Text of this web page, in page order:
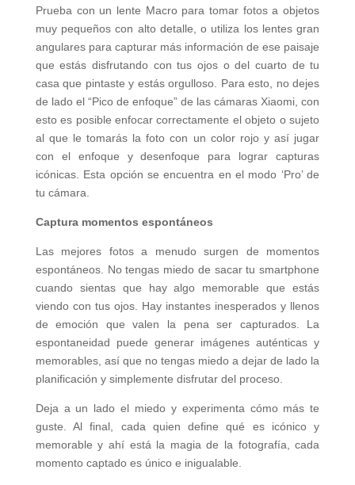
Prueba con un lente Macro para tomar fotos a objetos
muy pequeños con alto detalle, o utiliza los lentes gran
angulares para capturar más información de ese paisaje
que estás disfrutando con tus ojos o del cuarto de tu
casa que pintaste y estás orgulloso. Para esto, no dejes
de lado el “Pico de enfoque” de las cámaras Xiaomi, con
esto es posible enfocar correctamente el objeto o sujeto
al que le tomarás la foto con un color rojo y así jugar
con el enfoque y desenfoque para lograr capturas
icónicas. Esta opción se encuentra en el modo ‘Pro’ de
tu cámara.
Captura momentos espontáneos
Las mejores fotos a menudo surgen de momentos
espontáneos. No tengas miedo de sacar tu smartphone
cuando sientas que hay algo memorable que estás
viendo con tus ojos. Hay instantes inesperados y llenos
de emoción que valen la pena ser capturados. La
espontaneidad puede generar imágenes auténticas y
memorables, así que no tengas miedo a dejar de lado la
planificación y simplemente disfrutar del proceso.
Deja a un lado el miedo y experimenta cómo más te
guste. Al final, cada quien define qué es icónico y
memorable y ahí está la magia de la fotografía, cada
momento captado es único e inigualable.